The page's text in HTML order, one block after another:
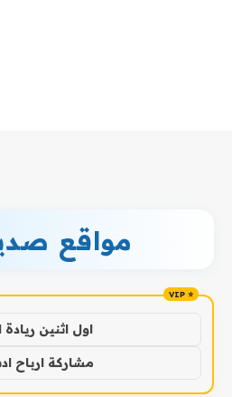
مواقع
اول اثنين ريادة
مشاركة ارباح